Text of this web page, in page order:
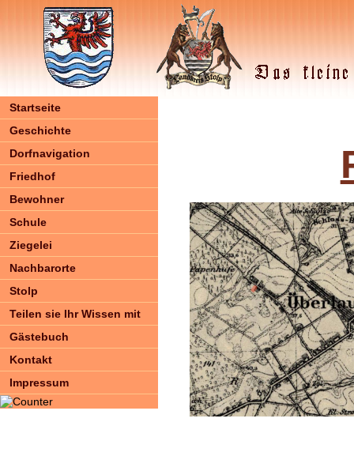
Startseite
Geschichte
Dorfnavigation
Friedhof
Bewohner
Schule
Ziegelei
Nachbarorte
Stolp
Teilen sie Ihr Wissen mit
Gästebuch
Kontakt
Impressum